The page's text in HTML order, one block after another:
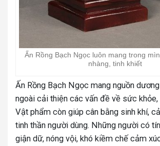
Ấn Rồng Bạch Ngọc luôn mang trong
nhàng, tinh khiết
Ấn Rồng Bạch Ngọc mang nguồn
ngoài cải thiện các vấn đề về sức khỏe,
Vật phẩm còn giúp cân bằng sinh khí,
tinh thần người dùng. Những người có
giận dữ, nóng vội, khó kiềm chế cảm